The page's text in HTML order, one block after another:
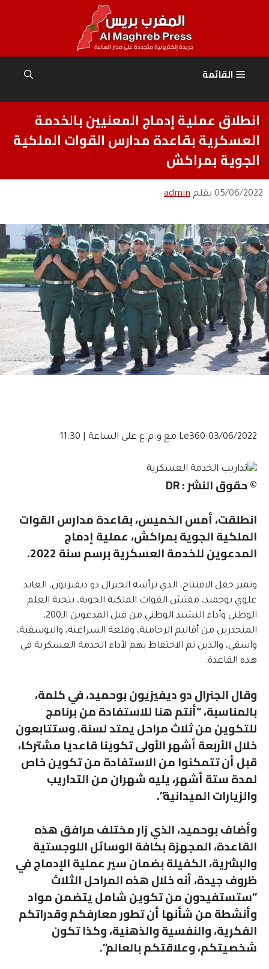
القائمة
انطلاق عملية إدماج المعنيين بالخدمة
العسكرية بقاعدة مدارس القوات الملكية
الجوية بمراكش
05/06/2022 بقلم admin
03/06/2022-Le360 مع و.م.ع على الساعة | 11:30
© حقوق النشر : DR
انطلقت، أمس الخميس، بقاعدة مدارس القوات
الملكية الجوية بمراكش، عملية إدماج
المدعوين للخدمة العسكرية برسم سنة 2022.
وتميز حفل الافتتاح، الذي ترأسه الجنرال دو ديفيزيون، العابد
علوي بوحميد، مفتش القوات الملكية الجوية، بتحية العلم
الوطني وأداء النشيد الوطني من قبل المدعوين الـ200،
المنحدرين من أقاليم الرحامنة، وقلعة السراغنة، واليوسفية،
وآسفي، والذين تم الاحتفاظ بهم لأداء الخدمة العسكرية في
هذه القاعدة.
وقال الجنرال دو ديفيزيون بوحميد، في كلمة،
بالمناسبة، “أنتم هنا للاستفادة من برنامج
للتكوين من ثلاث مراحل يمتد لسنة. وستتابعون
خلال الأربعة أشهر الأولى تكوينا قاعديا مشتركا،
قبل أن تتمكنوا من الاستفادة من تكوين خاص
لمدة ستة أشهر، يليه شهران من التداريب
والزيارات الميدانية”.
وأضاف بوحميد، الذي زار مختلف مرافق هذه
القاعدة، المجهزة بكافة الوسائل اللوجستية
والبشرية، الكفيلة بضمان سير عملية الإدماج في
ظروف جيدة، أنه خلال هذه المراحل الثلاث
“ستستفيدون من تكوين شامل يتضمن مواد
وأنشطة من شأنها أن تطور معارفكم وقدراتكم
الفكرية، والنفسية والذهنية، وكذا تكون
شخصيتكم، وعلاقتكم بالعالم”.